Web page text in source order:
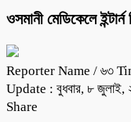
ওসমানী মেডিকেলে
Reporter Name / ৬৩
Update : বুধবার, ৮ জুলাই,
Share